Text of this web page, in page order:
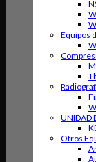
Equipos
UNIDAD
Otros